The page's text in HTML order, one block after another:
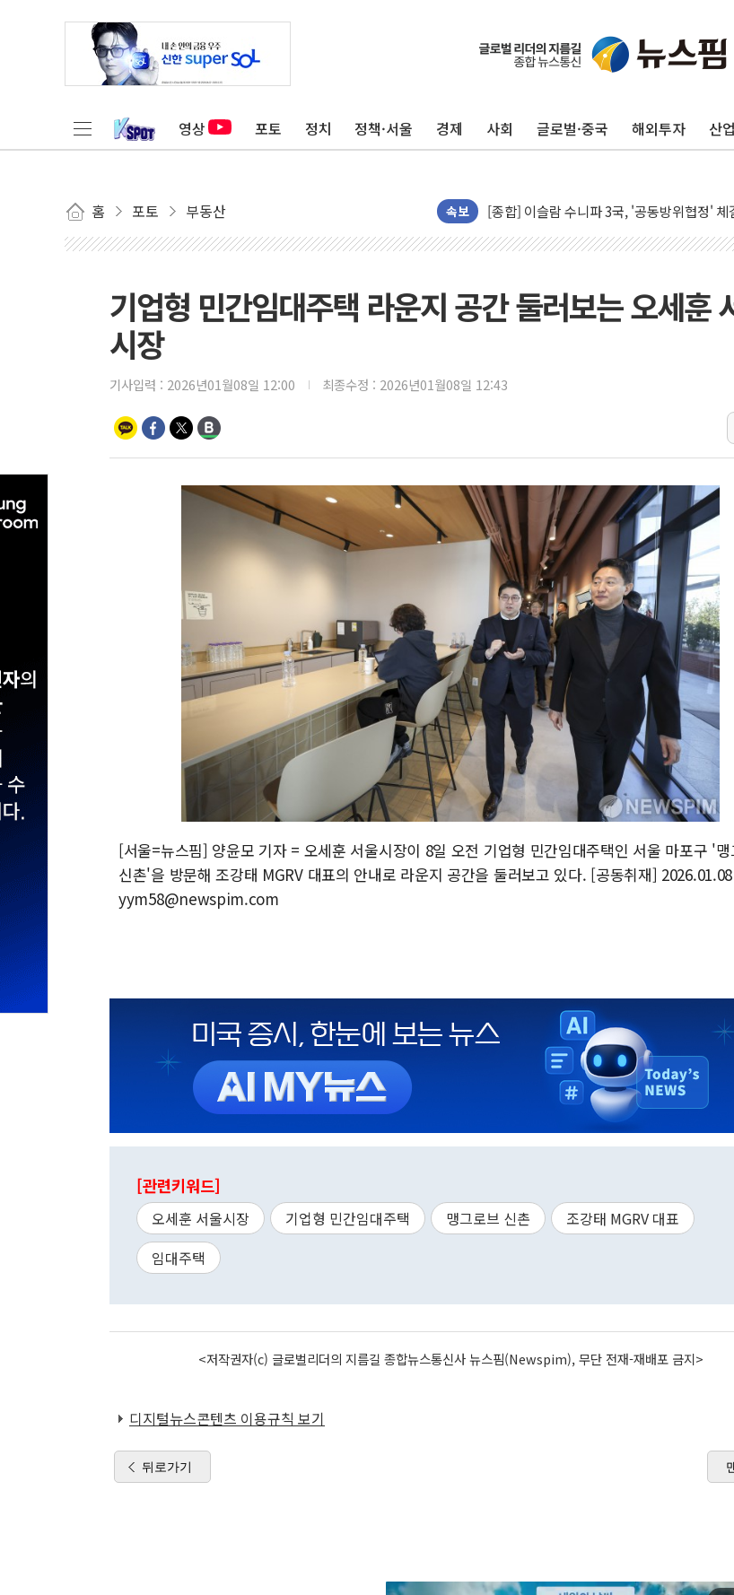
영상 포토 정치 정책·서울 경제 사회 글로벌·중국 해외투자 산업
홈 포토 부동산 속보
유럽증시, 美 고용 예상 밖 부진에 연준 금
[종합] 이슬람 수니파 3국, '공동방위협정'
트럼프, 백신·자폐증 행정명령 검토…"이르
이란 핵심 원유 수출항 '하르그섬', 최근 1주
美 고용 쇼크에 엔화 장중 급등…시장은 "또
[사진] 이슬람 수니파 3개국, 공동방위협정
뉴욕증시 개장 전 특징주...아틀라시안·클
트럼프 "금리 내려야"…파월 때와 달리 워시엔
특정 정치인 측근 포항시 정책특보 내정설...
李 "해남 태양광, 대한민국 다음 100년 밑거
李 대통령, '6시간 마라톤 부동산 2차 회의'
트럼프, 中 겨냥 폴리실리콘 관세 15% 부과…
[사진] 빈살만과 에르도안의 만남
이란와이어 "이란 최고지도자 위독…곧 사망
기업형 민간임대주택 라운지 공간 둘러보는 오세훈
시장
기사입력 : 2026년01월08일 12:00 최종수정 : 2026년01월08일 12:43
[서울=뉴스핌] 양윤모 기자 = 오세훈 서울시장이 8일 오전 기업형 민간임대주택인 서울 마포구 '맹
신촌'을 방문해 조강태 MGRV 대표의 안내로 라운지 공간을 둘러보고 있다. [공동취재] 2026.01.08
yym58@newspim.com
[관련키워드]
오세훈 서울시장 기업형 민간임대주택 맹그로브 신촌
조강태 MGRV 대표
임대주택
<저작권자(c) 글로벌리더의 지름길 종합뉴스통신사 뉴스핌(Newspim), 무단 전재-재배포 금지>
디지털뉴스콘텐츠 이용규칙 보기
뒤로가기